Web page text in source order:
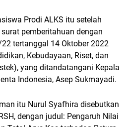
Prodi ALKS itu setelah
pemberitahuan dengan
tertanggal 14 Oktober 2022
Kebudayaan, Riset, dan
yang ditandatangani Kepala
Indonesia, Asep Sukmayadi.
itu Nurul Syafhira disebutkan
dengan judul: Pengaruh Nilai